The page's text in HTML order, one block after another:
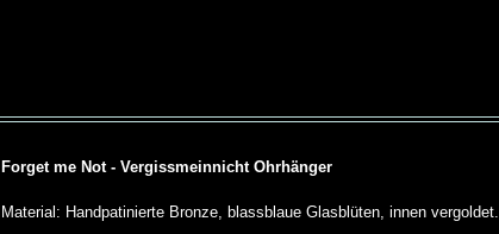
Forget me Not - Vergissmeinnicht Ohrhänger
Material: Handpatinierte Bronze, blassblaue Glasblüten, innen vergoldet.